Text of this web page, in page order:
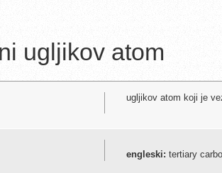
ugljikov atom
ugljikov atom koji je
engleski: tertiary